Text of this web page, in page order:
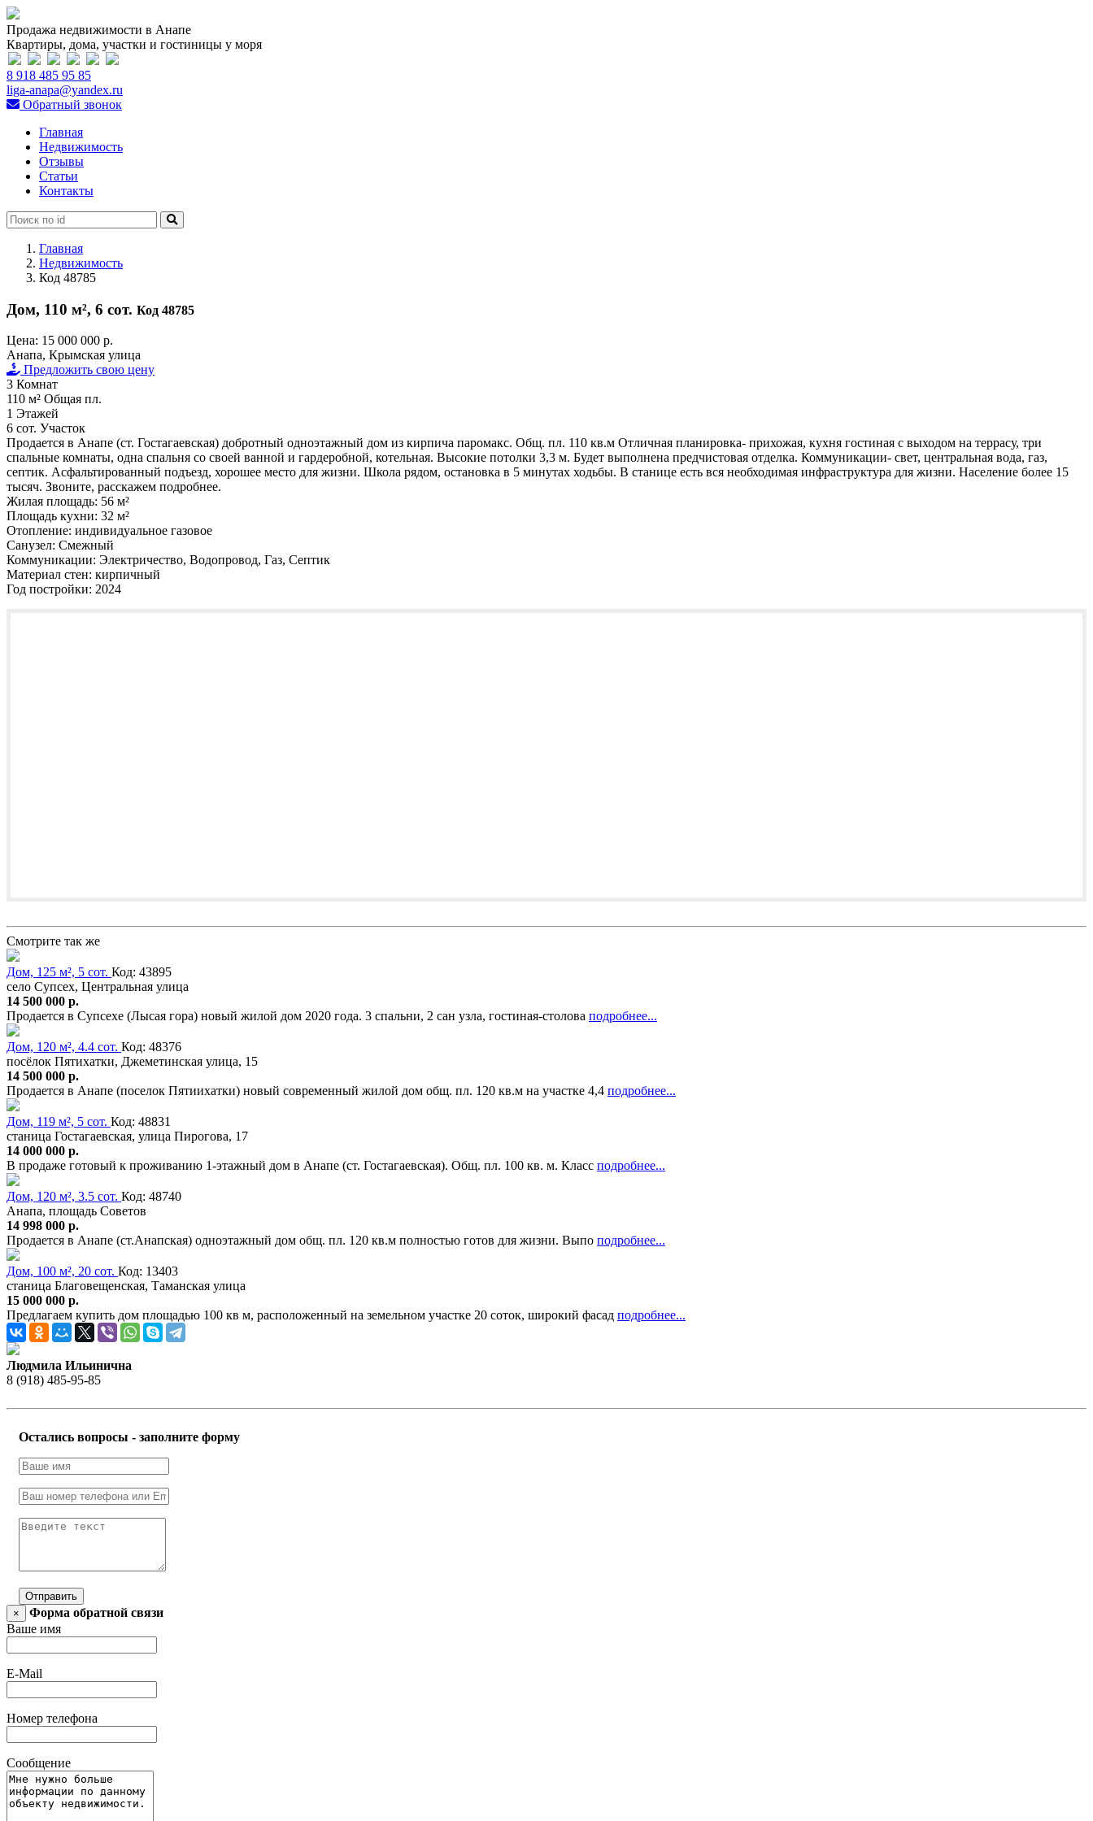
Продажа недвижимости в Анапе
Квартиры, дома, участки и гостиницы у моря
8 918 485 95 85
liga-anapa@yandex.ru
Обратный звонок
Главная
Недвижимость
Отзывы
Статьи
Контакты
Главная
Недвижимость
Код 48785
Дом, 110 м², 6 сот. Код 48785
Цена: 15 000 000 р.
Анапа, Крымская улица
Предложить свою цену
3 Комнат
110 м² Общая пл.
1 Этажей
6 сот. Участок
Продается в Анапе (ст. Гостагаевская) добротный одноэтажный дом из кирпича паромакс. Общ. пл. 110 кв.м Отличная планировка- прихожая, кухня гостиная с выходом на террасу, три
спальные комнаты, одна спальня со своей ванной и гардеробной, котельная. Высокие потолки 3,3 м. Будет выполнена предчистовая отделка. Коммуникации- свет, центральная вода, газ,
септик. Асфальтированный подъезд, хорошее место для жизни. Школа рядом, остановка в 5 минутах ходьбы. В станице есть вся необходимая инфраструктура для жизни. Население более 15
тысяч. Звоните, расскажем подробнее.
Жилая площадь: 56 м²
Площадь кухни: 32 м²
Отопление: индивидуальное газовое
Санузел: Смежный
Коммуникации: Электричество, Водопровод, Газ, Септик
Материал стен: кирпичный
Год постройки: 2024
Смотрите так же
Дом, 125 м², 5 сот. Код: 43895
село Супсех, Центральная улица
14 500 000 р.
Продается в Супсехе (Лысая гора) новый жилой дом 2020 года. 3 спальни, 2 сан узла, гостиная-столова подробнее...
Дом, 120 м², 4.4 сот. Код: 48376
посёлок Пятихатки, Джеметинская улица, 15
14 500 000 р.
Продается в Анапе (поселок Пятиихатки) новый современный жилой дом общ. пл. 120 кв.м на участке 4,4 подробнее...
Дом, 119 м², 5 сот. Код: 48831
станица Гостагаевская, улица Пирогова, 17
14 000 000 р.
В продаже готовый к проживанию 1-этажный дом в Анапе (ст. Гостагаевская). Общ. пл. 100 кв. м. Класс подробнее...
Дом, 120 м², 3.5 сот. Код: 48740
Анапа, площадь Советов
14 998 000 р.
Продается в Анапе (ст.Анапская) одноэтажный дом общ. пл. 120 кв.м полностью готов для жизни. Выпо подробнее...
Дом, 100 м², 20 сот. Код: 13403
станица Благовещенская, Таманская улица
15 000 000 р.
Предлагаем купить дом площадью 100 кв м, расположенный на земельном участке 20 соток, широкий фасад подробнее...
Людмила Ильинична
8 (918) 485-95-85
Остались вопросы - заполните форму
Отправить
×
Форма обратной связи
Ваше имя
E-Mail
Номер телефона
Сообщение